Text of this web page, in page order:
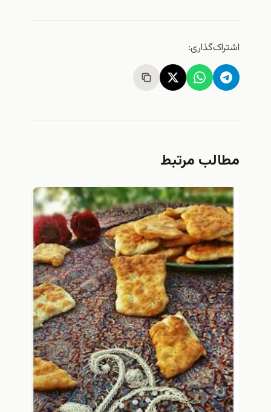
اشتراک‌گذاری:
مطالب مرتبط